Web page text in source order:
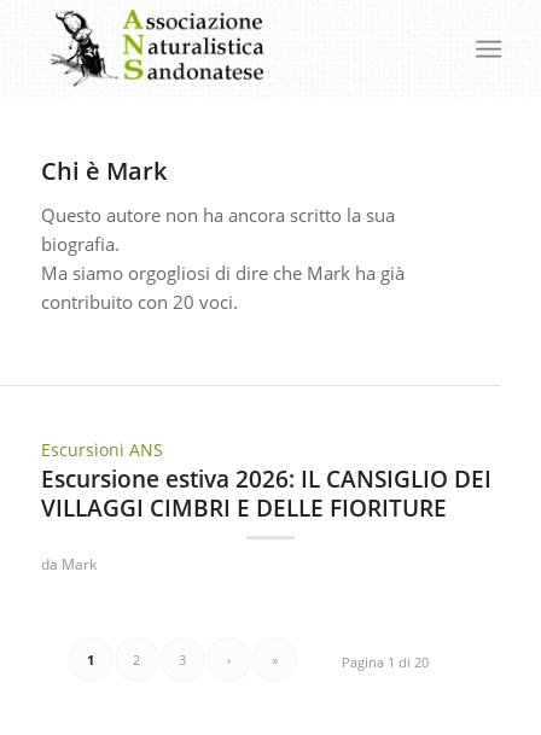
Chi è Mark
Questo autore non ha ancora scritto la sua
biografia.
Ma siamo orgogliosi di dire che Mark ha già
contribuito con 20 voci.
Escursioni ANS
Escursione estiva 2026: IL CANSIGLIO DEI
VILLAGGI CIMBRI E DELLE FIORITURE
da Mark
Pagina 1 di 20
1 2 3 › »